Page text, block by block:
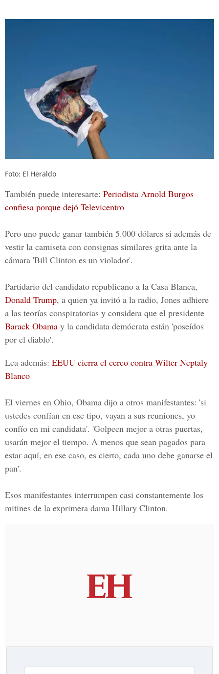
Foto: El Heraldo
También puede interesarte: Periodista Arnold Burgos
confiesa porque dejó Televicentro
Pero uno puede ganar también 5.000 dólares si además de
vestir la camiseta con consignas similares grita ante la
cámara 'Bill Clinton es un violador'.
Partidario del candidato republicano a la Casa Blanca,
Donald Trump, a quien ya invitó a la radio, Jones adhiere
a las teorías conspiratorias y considera que el presidente
Barack Obama y la candidata demócrata están 'poseídos
por el diablo'.
Lea además: EEUU cierra el cerco contra Wilter Neptaly
Blanco
El viernes en Ohio, Obama dijo a otros manifestantes: 'si
ustedes confían en ese tipo, vayan a sus reuniones, yo
confío en mi candidata'. 'Golpeen mejor a otras puertas,
usarán mejor el tiempo. A menos que sean pagados para
estar aquí, en ese caso, es cierto, cada uno debe ganarse el
pan'.
Esos manifestantes interrumpen casi constantemente los
mitines de la exprimera dama Hillary Clinton.